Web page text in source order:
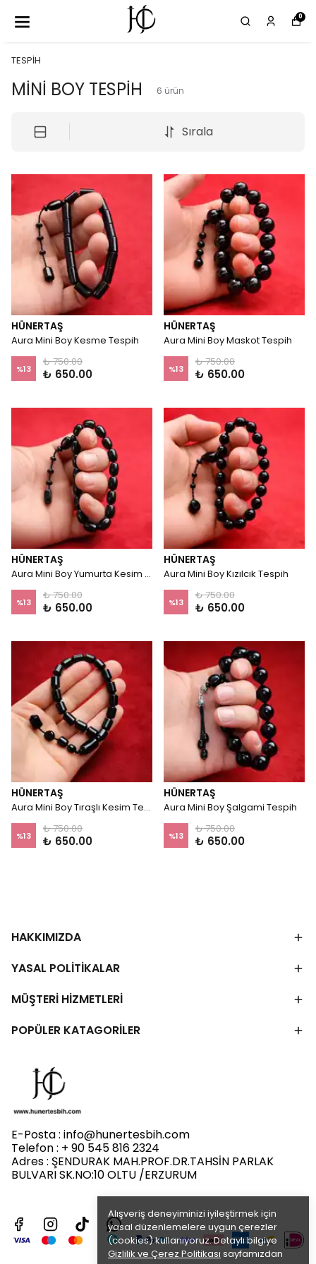
0
Alışveriş deneyiminizi iyileştirmek için
yasal düzenlemelere uygun çerezler
(cookies) kullanıyoruz. Detaylı bilgiye
Gizlilik ve Çerez Politikası sayfamızdan
TESPİH
MİNİ BOY TESPİH 6 ürün
Sırala
HÜNERTAŞ
Aura Mini Boy Kesme Tespih
%13
₺ 750.00
₺ 650.00
HÜNERTAŞ
Aura Mini Boy Maskot Tespih
%13
₺ 750.00
₺ 650.00
HÜNERTAŞ
Aura Mini Boy Yumurta Kesim Tespih
%13
₺ 750.00
₺ 650.00
HÜNERTAŞ
Aura Mini Boy Kızılcık Tespih
%13
₺ 750.00
₺ 650.00
HÜNERTAŞ
Aura Mini Boy Tıraşlı Kesim Tespih
%13
₺ 750.00
₺ 650.00
HÜNERTAŞ
Aura Mini Boy Şalgami Tespih
%13
₺ 750.00
₺ 650.00
HAKKIMIZDA
YASAL POLİTİKALAR
MÜŞTERİ HİZMETLERİ
POPÜLER KATAGORİLER
E-Posta : info@hunertesbih.com
Telefon : + 90 545 816 2324
Adres : ŞENDURAK MAH.PROF.DR.TAHSİN PARLAK
BULVARI SK.NO:10 OLTU /ERZURUM